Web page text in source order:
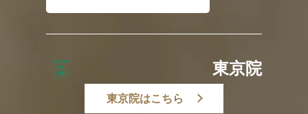
東京院
東京院はこちら